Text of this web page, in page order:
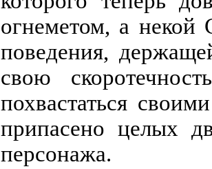
огнеметом, а некой
поведения,
свою
похвастаться
припасено целых
персонажа.